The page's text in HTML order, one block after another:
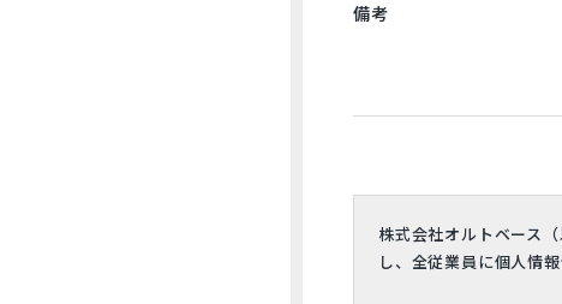
備考
株式会社オルトベース
し、全従業員に個人情